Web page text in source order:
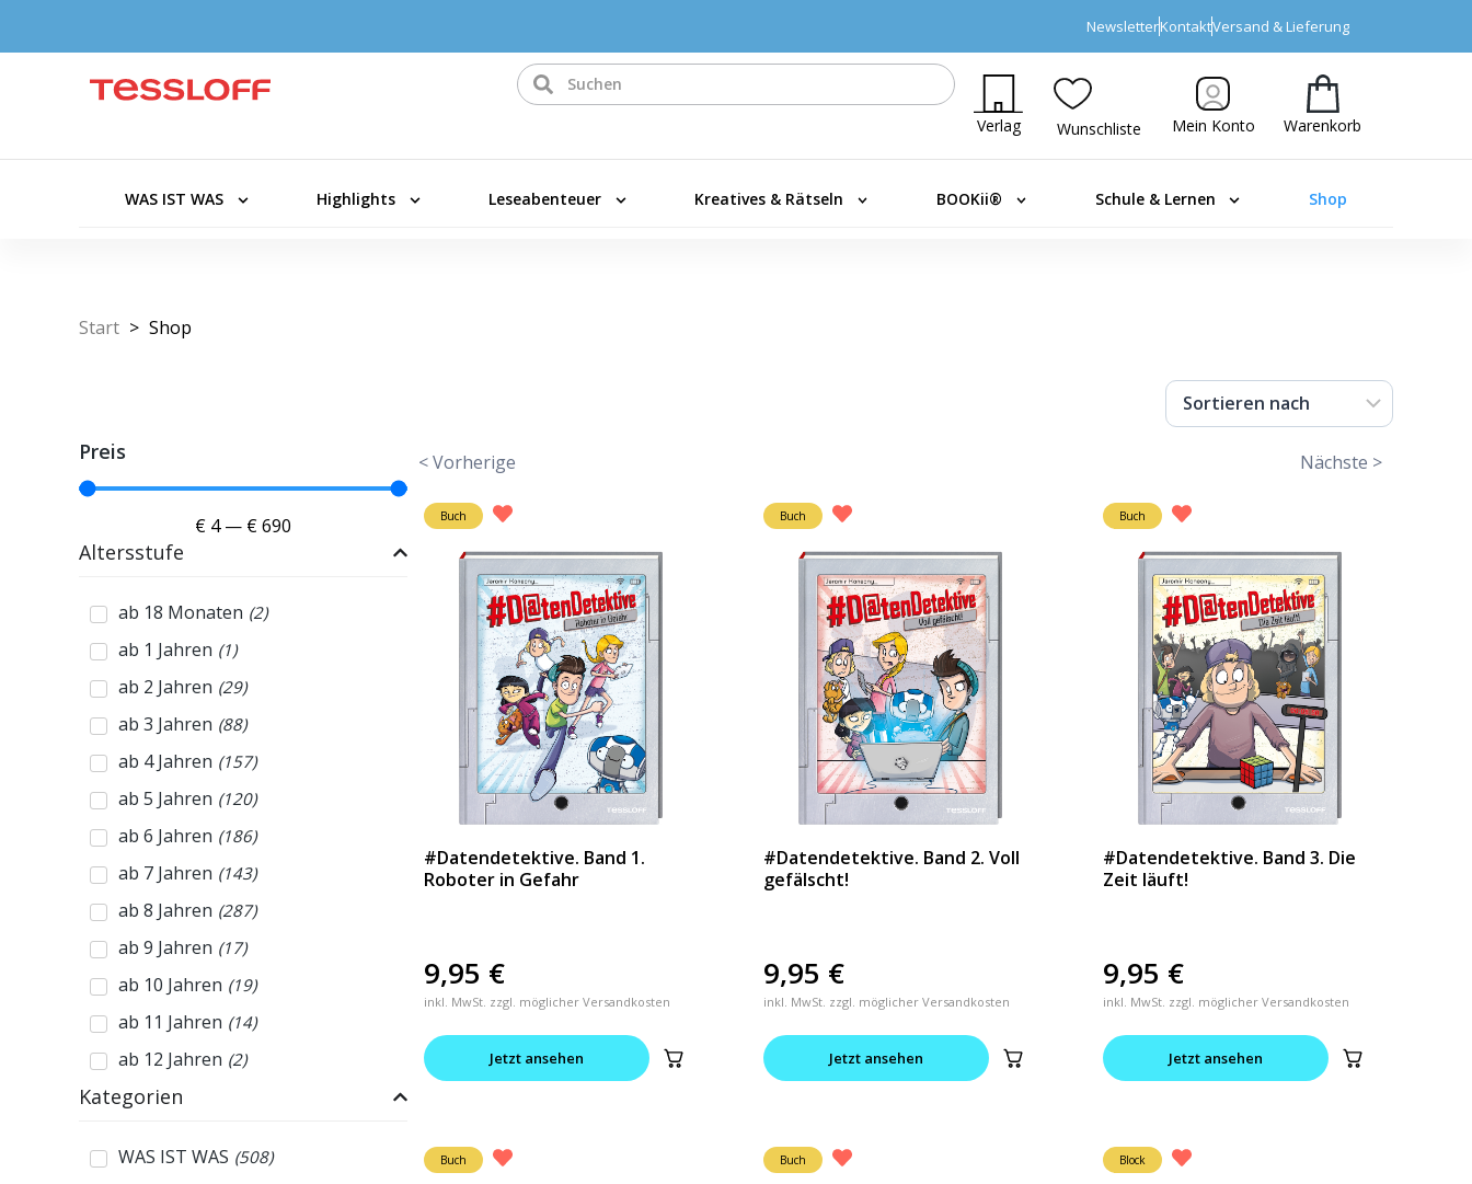
NewsletterKontaktVersand & Lieferung
Verlag Wunschliste Mein Konto Warenkorb
WAS IST WAS Highlights Leseabenteuer Kreatives & Rätseln BOOKii® Schule & Lernen Shop
Start > Shop
Preis
€ 4 — €690
Altersstufe
ab 18 Monaten (2)
ab 1 Jahren (1)
ab 2 Jahren (29)
ab 3 Jahren (88)
ab 4 Jahren (157)
ab 5 Jahren (120)
ab 6 Jahren (186)
ab 7 Jahren (143)
ab 8 Jahren (287)
ab 9 Jahren (17)
ab 10 Jahren (19)
ab 11 Jahren (14)
ab 12 Jahren (2)
Kategorien
WAS IST WAS (508)
< Vorherige Nächste >
Buch
#Datendetektive. Band 1.
Roboter in Gefahr
9,95 €
inkl. MwSt. zzgl. möglicher Versandkosten
Jetzt ansehen
Buch
#Datendetektive. Band 2. Voll
gefälscht!
9,95 €
inkl. MwSt. zzgl. möglicher Versandkosten
Jetzt ansehen
Buch
#Datendetektive. Band 3. Die
Zeit läuft!
9,95 €
inkl. MwSt. zzgl. möglicher Versandkosten
Jetzt ansehen
Buch Buch Block